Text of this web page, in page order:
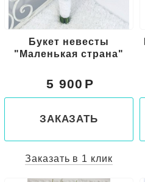
Букет невесты
"Маленькая страна"
5 900
ЗАКАЗАТЬ
Заказать в 1 клик